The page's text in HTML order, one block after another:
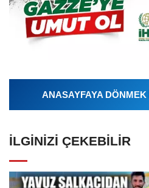
ANASAYFAYA
İLGINIZI ÇEKEBILIR